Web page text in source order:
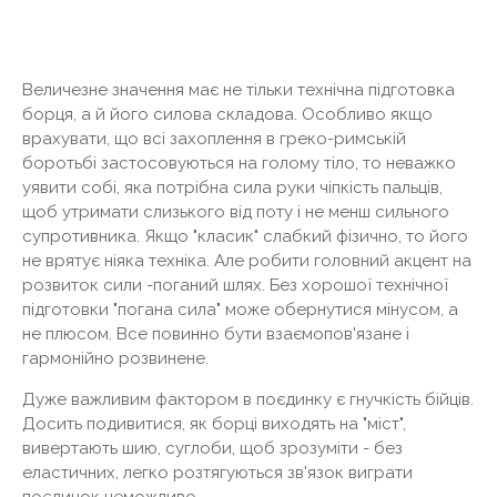
Величезне значення має не тільки технічна підготовка
борця, а й його силова складова. Особливо якщо
врахувати, що всі захоплення в греко-римській
боротьбі застосовуються на голому тіло, то неважко
уявити собі, яка потрібна сила руки чіпкість пальців,
щоб утримати слизького від поту і не менш сильного
супротивника. Якщо "класик" слабкий фізично, то його
не врятує ніяка техніка. Але робити головний акцент на
розвиток сили -поганий шлях. Без хорошої технічної
підготовки "погана сила" може обернутися мінусом, а
не плюсом. Все повинно бути взаємопов'язане і
гармонійно розвинене.
Дуже важливим фактором в поєдинку є гнучкість бійців.
Досить подивитися, як борці виходять на "міст",
вивертають шию, суглоби, щоб зрозуміти - без
еластичних, легко розтягуються зв'язок виграти